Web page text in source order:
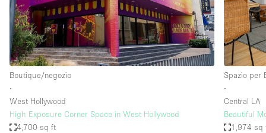
Boutique/negozio
∙
West Hollywood
High Exposure Corner Space in West Hollywood
4,700 sq ft
Spazio per
∙
Central LA
Beautiful
1,974 sq